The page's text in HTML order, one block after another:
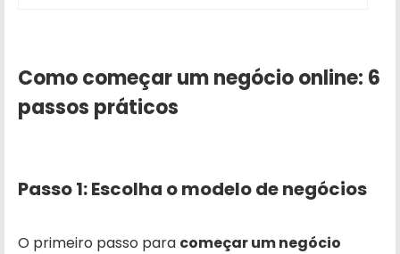
Como começar um negócio online: 6
passos práticos
Passo 1: Escolha o modelo de negócios
O primeiro passo para começar um negócio